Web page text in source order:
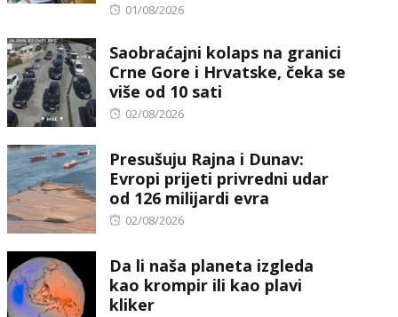
Posted
01/08/2026
Saobraćajni kolaps na granici
Crne Gore i Hrvatske, čeka se
više od 10 sati
Posted
02/08/2026
Presušuju Rajna i Dunav:
Evropi prijeti privredni udar
od 126 milijardi evra
Posted
02/08/2026
Da li naša planeta izgleda
kao krompir ili kao plavi
kliker